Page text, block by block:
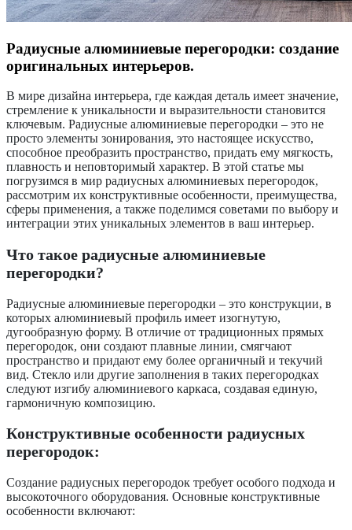
Радиусные алюминиевые перегородки: создание
оригинальных интерьеров.
В мире дизайна интерьера, где каждая деталь имеет значение,
стремление к уникальности и выразительности становится
ключевым. Радиусные алюминиевые перегородки – это не
просто элементы зонирования, это настоящее искусство,
способное преобразить пространство, придать ему мягкость,
плавность и неповторимый характер. В этой статье мы
погрузимся в мир радиусных алюминиевых перегородок,
рассмотрим их конструктивные особенности, преимущества,
сферы применения, а также поделимся советами по выбору и
интеграции этих уникальных элементов в ваш интерьер.
Что такое радиусные алюминиевые
перегородки?
Радиусные алюминиевые перегородки – это конструкции, в
которых алюминиевый профиль имеет изогнутую,
дугообразную форму. В отличие от традиционных прямых
перегородок, они создают плавные линии, смягчают
пространство и придают ему более органичный и текучий
вид. Стекло или другие заполнения в таких перегородках
следуют изгибу алюминиевого каркаса, создавая единую,
гармоничную композицию.
Конструктивные особенности радиусных
перегородок:
Создание радиусных перегородок требует особого подхода и
высокоточного оборудования. Основные конструктивные
особенности включают: